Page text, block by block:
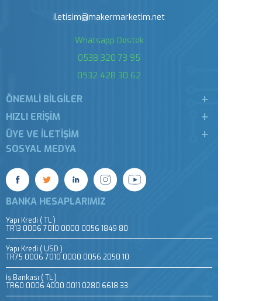
iletisim@makermarketim.net
Whatsapp Destek
0538 320 73 95
0532 428 30 62
ÖNEMLI BILGILER
HIZLI ERIŞIM
ÜYE VE İLETIŞIM
SOSYAL MEDYA
BANKA HESAPLARIMIZ
Yapı Kredi ( TL )
TR13 0006 7010 0000 0056 1849 80
Yapı Kredi ( USD )
TR75 0006 7010 0000 0056 2050 10
İş Bankası ( TL )
TR60 0006 4000 0011 0280 6618 33